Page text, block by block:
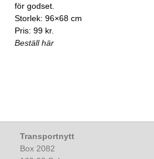
för godset.
Storlek: 96×68 cm
Pris: 99 kr.
Beställ här
Transportnytt
Box 2082